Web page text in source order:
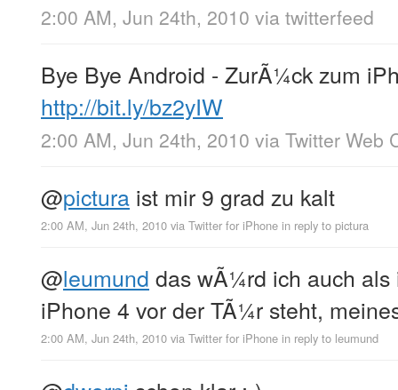
2:00 AM, Jun 24th, 2010 via twitterfeed
Bye Bye Android - ZurÃ¼ck zum
http://bit.ly/bz2yIW
2:00 AM, Jun 24th, 2010 via Twitter Web
@pictura ist mir 9 grad zu kalt
2:00 AM, Jun 24th, 2010 via Twitter for iPhone in reply to pictura
@leumund das wÃ¼rd ich auch
iPhone 4 vor der TÃ¼r steht,
2:00 AM, Jun 24th, 2010 via Twitter for iPhone in reply to leumund